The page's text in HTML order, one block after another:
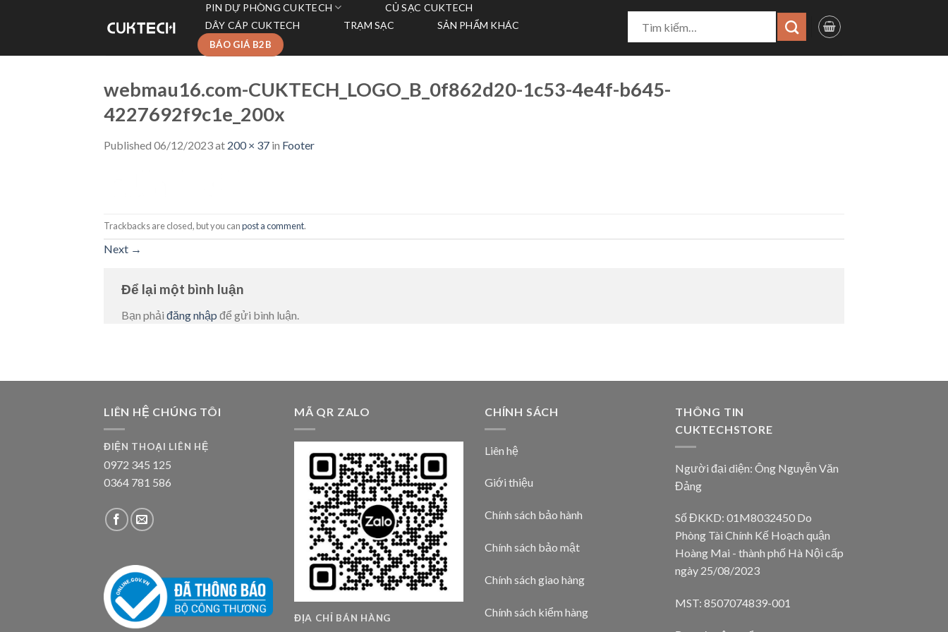
PIN DỰ PHÒNG CUKTECH
CỦ SẠC CUKTECH
DÂY CÁP CUKTECH
TRẠM SẠC SẢN PHẨM KHÁC
BÁO GIÁ B2B
kiếm:
webmau16.com-CUKTECH_LOGO_B_0f862d20-1c53-4e4f-b645-
4227692f9c1e_200x
Published 06/12/2023at 200 × 37 in Footer
Trackbacks are closed, but you canpost a comment.
Next →
Để lại một bình luận
Bạn phải đăng nhập để gửi bình luận.
LIÊN HỆ CHÚNG TÔI
ĐIỆN THOẠI LIÊN HỆ
0972 345 125
0364 781 586
MÃ QR ZALO
ĐỊA CHỈ BÁN HÀNG
CHÍNH SÁCH
Liên hệ
Giới thiệu
Chính sách bảo hành
Chính sách bảo mật
Chính sách giao hàng
Chính sách kiểm hàng
THÔNG TIN
CUKTECHSTORE
Người đại diện: Ông Nguyễn Văn
Đảng
Số ĐKKD: 01M8032450 Do
Phòng Tài Chính Kế Hoạch quận
Hoàng Mai - thành phố Hà Nội cấp
ngày 25/08/2023
MST: 8507074839-001